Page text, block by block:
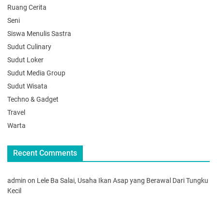
Ruang Cerita
Seni
Siswa Menulis Sastra
Sudut Culinary
Sudut Loker
Sudut Media Group
Sudut Wisata
Techno & Gadget
Travel
Warta
Recent Comments
admin on Lele Ba Salai, Usaha Ikan Asap yang Berawal Dari Tungku
Kecil